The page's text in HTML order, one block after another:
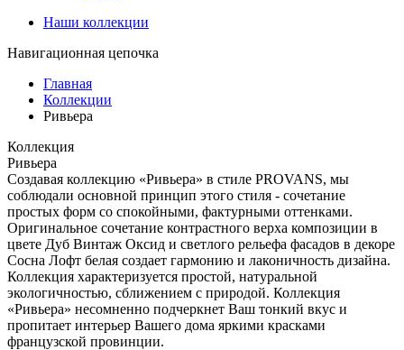
Наши коллекции
Навигационная цепочка
Главная
Коллекции
Ривьера
Коллекция
Ривьера
Создавая коллекцию «Ривьера» в стиле PROVANS, мы
соблюдали основной принцип этого стиля - сочетание
простых форм со спокойными, фактурными оттенками.
Оригинальное сочетание контрастного верха композиции в
цвете Дуб Винтаж Оксид и светлого рельефа фасадов в декоре
Сосна Лофт белая создает гармонию и лаконичность дизайна.
Коллекция характеризуется простой, натуральной
экологичностью, сближением с природой. Коллекция
«Ривьера» несомненно подчеркнет Ваш тонкий вкус и
пропитает интерьер Вашего дома яркими красками
французской провинции.